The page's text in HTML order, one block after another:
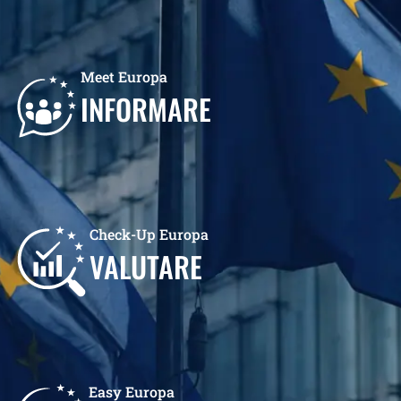
Meet Europa
INFORMARE
Check-Up Europa
VALUTARE
Easy Europa